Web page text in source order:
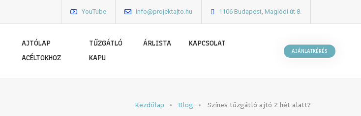
YouTube info@projektajto.hu 1106 Budapest, Maglódi út 8.
AJTÓLAP
ACÉLTOKHOZ
TŰZGÁTLÓ
KAPU
ÁRLISTA KAPCSOLAT
AJÁNLATKÉRÉS
Kezdőlap Blog Színes tűzgátló ajtó 2 hét alatt?